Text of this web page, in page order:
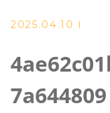
2025.04.10
7a644809